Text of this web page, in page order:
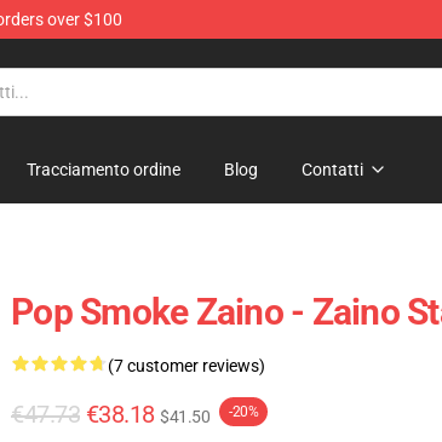
over $100
Tracciamento ordine Blog Contatti
Pop Smoke Zaino - Zaino
(7 customer reviews)
€47.73 €38.18 $41.50 -20%